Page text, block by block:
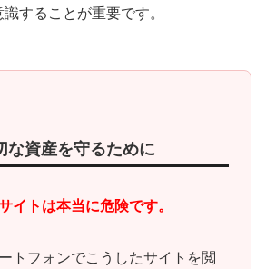
することが重要です。
な資産を守るために
イトは本当に危険です。
トフォンでこうしたサイトを閲